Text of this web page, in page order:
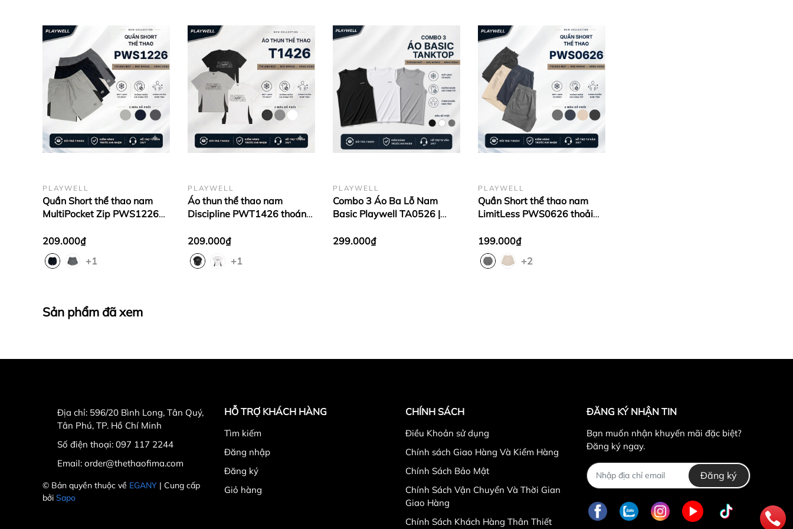
PLAYWELL
Quần Short thể thao nam
MultiPocket Zip PWS1226
động, gym, chạy bộ
209.000₫
+1
PLAYWELL
Áo thun thể thao nam
Discipline PWT1426 thoáng
thời trang
209.000₫
+1
PLAYWELL
Combo 3 Áo Ba Lỗ Nam
Basic Playwell TA0526 |
- Dễ Phối Đồ
299.000₫
PLAYWELL
Quần Short thể thao nam
LimitLess PWS0626 thoải
chạy bộ
199.000₫
+2
Sản phẩm đã xem
Địa chỉ: 596/20 Bình Long, Tân Quý,
Tân Phú, TP. Hồ Chí Minh
Số điện thoại: 097 117 2244
Email: order@thethaofima.com
© Bản quyền thuộc về EGANY | Cung cấp
bởi Sapo
HỖ TRỢ KHÁCH HÀNG
Tìm kiếm
Đăng nhập
Đăng ký
Giỏ hàng
CHÍNH SÁCH
Điều Khoản sử dụng
Chính sách Giao Hàng Và Kiểm Hàng
Chính Sách Bảo Mật
Chính Sách Vận Chuyển Và Thời Gian
Giao Hàng
Chính Sách Khách Hàng Thân Thiết
ĐĂNG KÝ NHẬN TIN
Bạn muốn nhận khuyến mãi đặc biệt?
Đăng ký ngay.
Đăng ký